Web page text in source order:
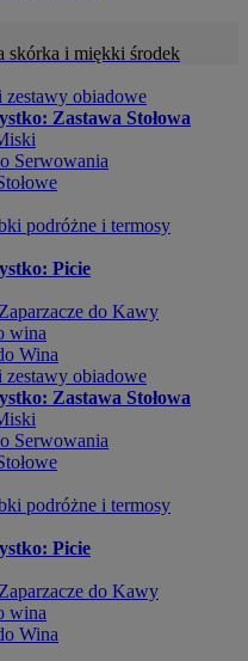
skórka i miękki środek
zestawy obiadowe
Zastawa Stołowa
Serwowania
podróżne i termosy
Picie
do Kawy
wina
Wina
zestawy obiadowe
Zastawa Stołowa
Serwowania
podróżne i termosy
Picie
do Kawy
wina
Wina